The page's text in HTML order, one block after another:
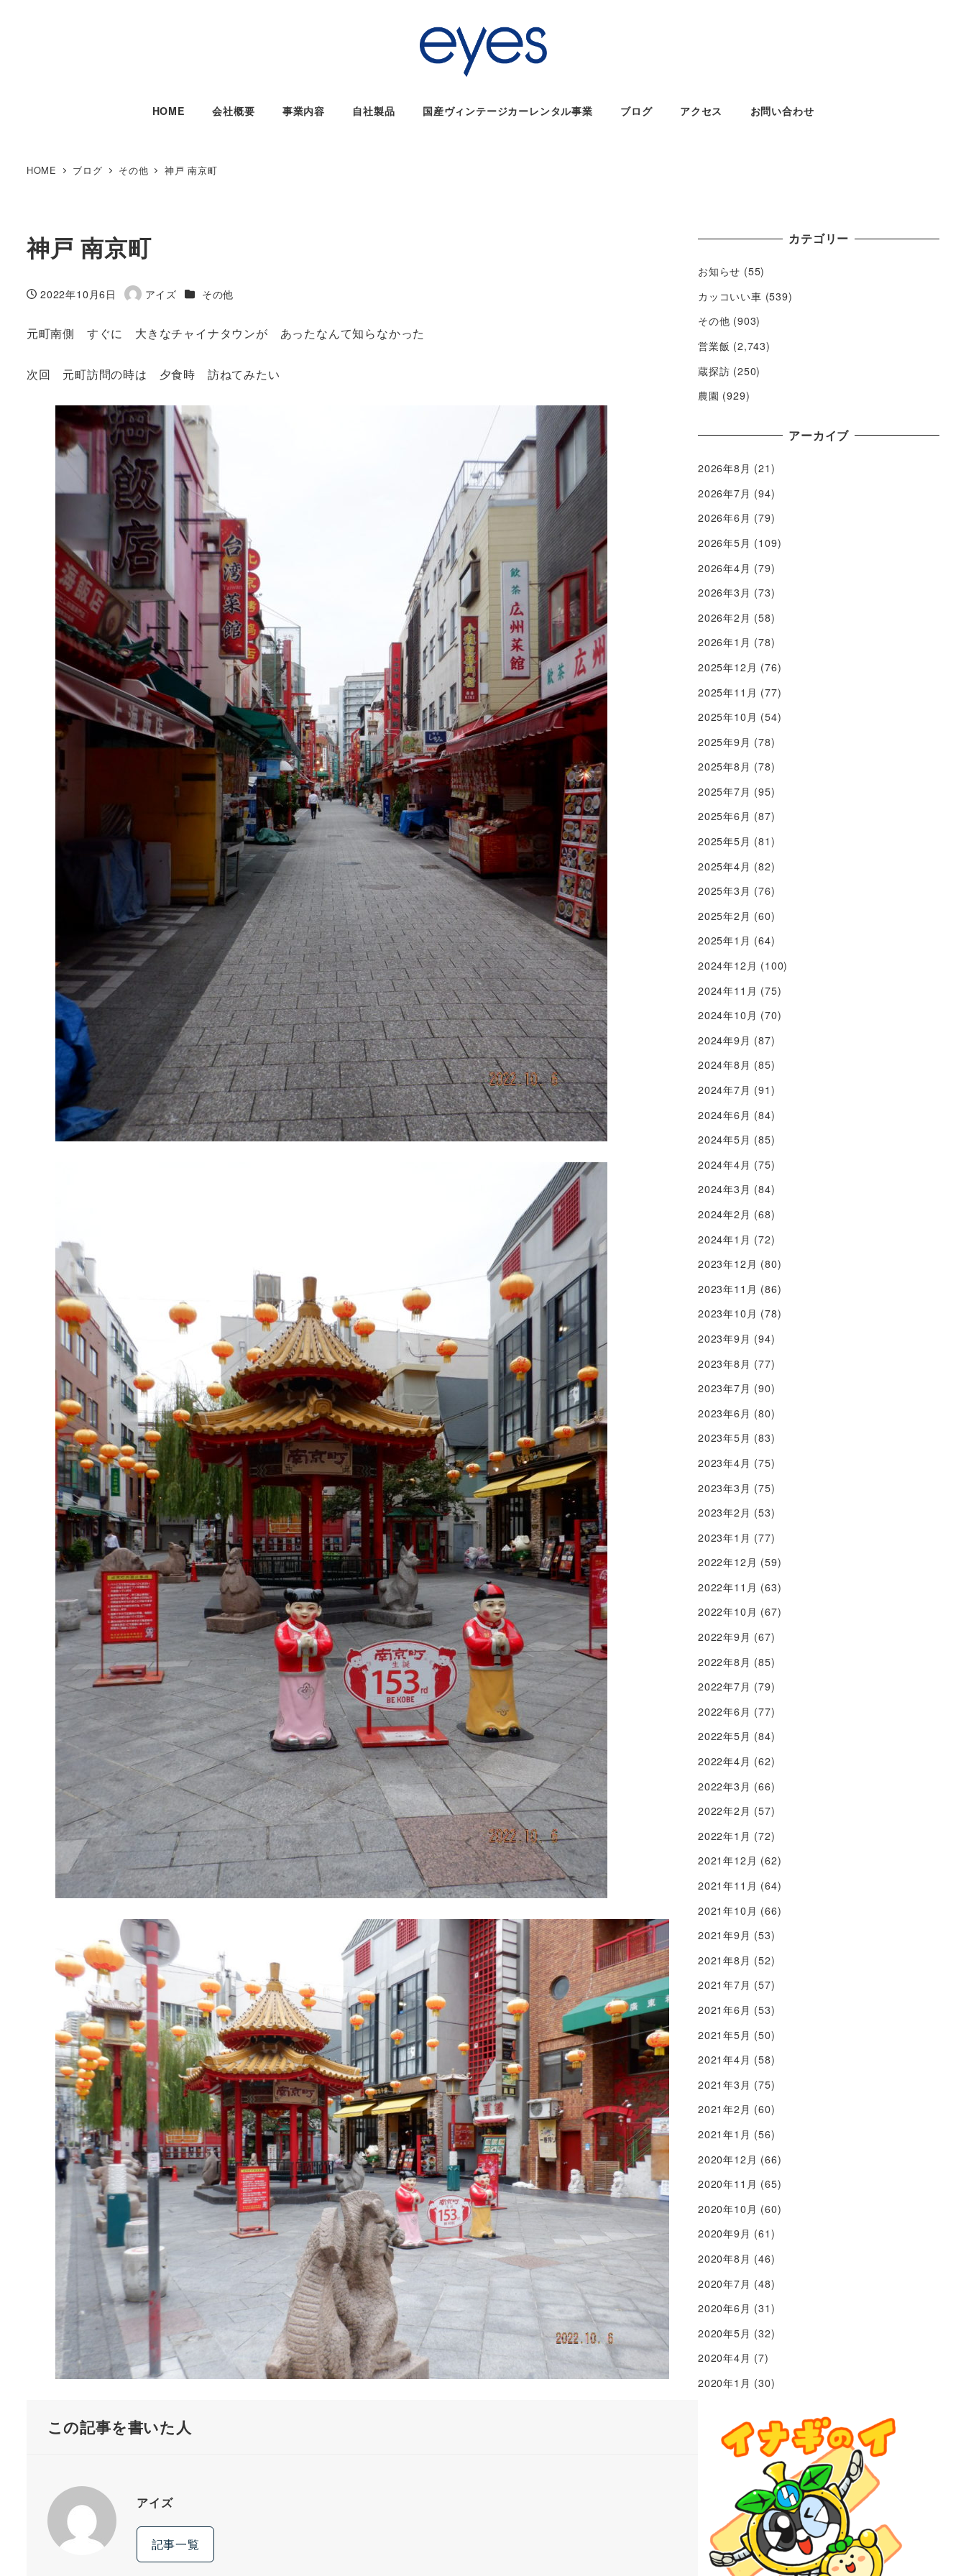
HOME 会社概要 事業内容 自社製品 国産ヴィンテージカーレンタル事業 ブログ アクセス お問い合わせ
HOME ブログ その他 神戸 南京町
神戸 南京町
投稿日
2022年10月6日
著
アイズ カテゴリー
その他
元町南側 すぐに 大きなチャイナタウンが あったなんて知らなかった
次回 元町訪問の時は 夕食時 訪ねてみたい
この記事を書いた人
アイズ
記事一覧
カテゴリー
お知らせ (55)
カッコいい車 (539)
その他 (903)
営業飯 (2,743)
蔵探訪 (250)
農園 (929)
アーカイブ
2026年8月 (21)
2026年7月 (94)
2026年6月 (79)
2026年5月 (109)
2026年4月 (79)
2026年3月 (73)
2026年2月 (58)
2026年1月 (78)
2025年12月 (76)
2025年11月 (77)
2025年10月 (54)
2025年9月 (78)
2025年8月 (78)
2025年7月 (95)
2025年6月 (87)
2025年5月 (81)
2025年4月 (82)
2025年3月 (76)
2025年2月 (60)
2025年1月 (64)
2024年12月 (100)
2024年11月 (75)
2024年10月 (70)
2024年9月 (87)
2024年8月 (85)
2024年7月 (91)
2024年6月 (84)
2024年5月 (85)
2024年4月 (75)
2024年3月 (84)
2024年2月 (68)
2024年1月 (72)
2023年12月 (80)
2023年11月 (86)
2023年10月 (78)
2023年9月 (94)
2023年8月 (77)
2023年7月 (90)
2023年6月 (80)
2023年5月 (83)
2023年4月 (75)
2023年3月 (75)
2023年2月 (53)
2023年1月 (77)
2022年12月 (59)
2022年11月 (63)
2022年10月 (67)
2022年9月 (67)
2022年8月 (85)
2022年7月 (79)
2022年6月 (77)
2022年5月 (84)
2022年4月 (62)
2022年3月 (66)
2022年2月 (57)
2022年1月 (72)
2021年12月 (62)
2021年11月 (64)
2021年10月 (66)
2021年9月 (53)
2021年8月 (52)
2021年7月 (57)
2021年6月 (53)
2021年5月 (50)
2021年4月 (58)
2021年3月 (75)
2021年2月 (60)
2021年1月 (56)
2020年12月 (66)
2020年11月 (65)
2020年10月 (60)
2020年9月 (61)
2020年8月 (46)
2020年7月 (48)
2020年6月 (31)
2020年5月 (32)
2020年4月 (7)
2020年1月 (30)